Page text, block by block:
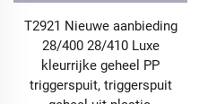
T2921 Nieuwe aanbieding
28/400 28/410 Luxe
kleurrijke geheel PP
triggerspuit, triggerspuit